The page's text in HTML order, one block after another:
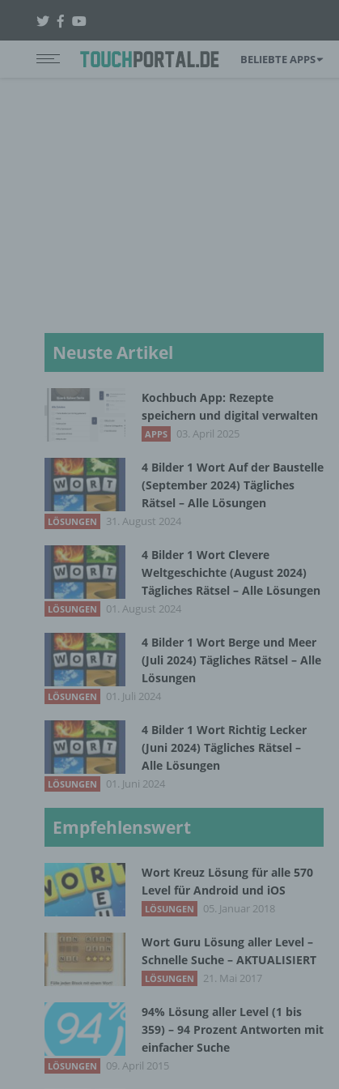
BELIEBTE APPS
Neuste Artikel
Kochbuch App: Rezepte
speichern und digital verwalten
APPS 03. April 2025
4 Bilder 1 Wort Auf der Baustelle
(September 2024) Tägliches
Rätsel – Alle Lösungen
LÖSUNGEN 31. August 2024
4 Bilder 1 Wort Clevere
Weltgeschichte (August 2024)
Tägliches Rätsel – Alle Lösungen
LÖSUNGEN 01. August 2024
4 Bilder 1 Wort Berge und Meer
(Juli 2024) Tägliches Rätsel – Alle
Lösungen
LÖSUNGEN 01. Juli 2024
4 Bilder 1 Wort Richtig Lecker
(Juni 2024) Tägliches Rätsel –
Alle Lösungen
LÖSUNGEN 01. Juni 2024
Empfehlenswert
Wort Kreuz Lösung für alle 570
Level für Android und iOS
LÖSUNGEN 05. Januar 2018
Wort Guru Lösung aller Level –
Schnelle Suche – AKTUALISIERT
LÖSUNGEN 21. Mai 2017
94% Lösung aller Level (1 bis
359) – 94 Prozent Antworten mit
einfacher Suche
LÖSUNGEN 09. April 2015